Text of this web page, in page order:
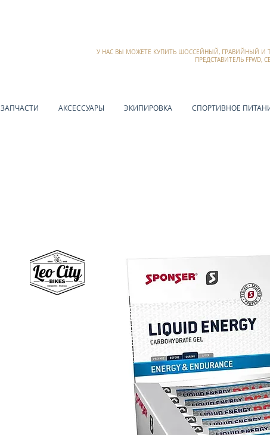
У НАС ВЫ МОЖЕТЕ КУПИТЬ ШОССЕЙНЫЙ, ГРАВИЙНЫЙ И
ПРЕДСТАВИТЕЛЬ FFWD,
ЗАПЧАСТИ АКСЕССУАРЫ ЭКИПИРОВКА СПОРТИВНОЕ